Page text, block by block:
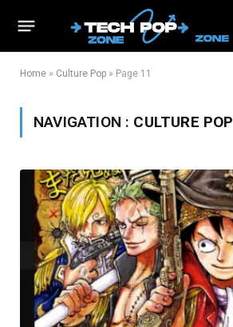
Home » Culture Pop » Page 11
NAVIGATION : CULTURE POP